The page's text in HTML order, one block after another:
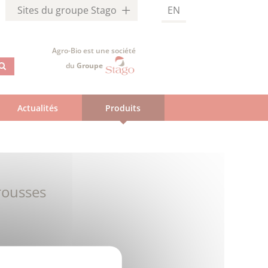
Sites du groupe Stago EN
Agro-Bio est une société
du Groupe
Actualités Produits